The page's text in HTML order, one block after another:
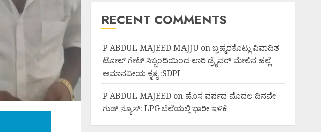
RECENT COMMENTS
P ABDUL MAJEED MAJJUonಬ್ರಹ್ಮರಕೊಟ್ಲು ವಿವಾದಿತ
ಟೋಲ್ ಗೇಟ್ ಸಿಬ್ಬಂದಿಯಿಂದ ಲಾರಿ ಡ್ರೈವರ್ ಮೇಲಿನ ಹಲ್ಲೆ
ಅಮಾನವೀಯ ಕೃತ್ಯ :SDPI
P ABDUL MAJEEDon ಹೊಸ ವರ್ಷದ ಮೊದಲ ದಿನವೇ
ಗುಡ್ ನ್ಯೂಸ್: LPG ಬೆಲೆಯಲ್ಲಿ ಭಾರೀ ಇಳಿಕೆ